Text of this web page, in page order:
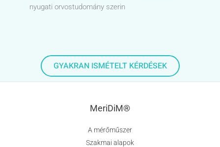
nyugati orvostudomány szerin
GYAKRAN ISMÉTELT KÉRDÉSEK
MeriDiM®
A mérőműszer
Szakmai alapok